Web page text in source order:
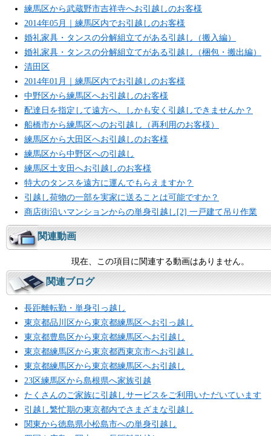
練馬区から武蔵野市吉祥寺へお引越しのお客様
2014年05月｜練馬区内でお引越しのお客様
婚礼家具・タンスの分解組立てがある引越し（搬入編）
婚礼家具・タンスの分解組立てがある引越し（梱包・搬出編）
清田区
2014年01月｜練馬区内でお引越しのお客様
中野区から練馬区へお引越しのお客様
配達日を指定して遠方へ、しかも安く引越しできませんか？
船橋市から練馬区へのお引越し（再利用のお客様）
練馬区から大田区へお引越しのお客様
練馬区から中野区への引越し
練馬区土支田へお引越しのお客様
特大のタンスを遠方に運んでもらえますか？
引越し荷物の一部を実家に送ることは可能ですか？
商店街沿いマンションからの単身引越し[2] 一戸建て吊り作業
関連動画
現在、この項目に関連する動画はありません。
関連ブログ
長距離転勤・単身引っ越し
東京都品川区から東京都練馬区へお引っ越し
東京都豊島区から東京都練馬区へお引越し
東京都練馬区から東京都西東京市へお引越し
東京都練馬区から東京都練馬区へお引越し
23区練馬区から島根県へ家族引越
たくさんのご家族に引越しサービスをご利用いただいています
引越し繁忙期の東京都内でさまざまな引越し
関東から徳島県小松島市への単身引越し